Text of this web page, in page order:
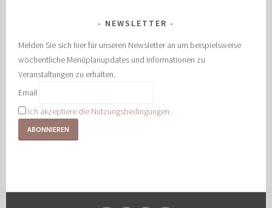
NEWSLETTER
Melden Sie sich hier für unseren Newsletter an um beispielsweise
wöchentliche Menüplanupdates und Informationen zu
Veranstaltungen zu erhalten.
Email
Ich akzeptiere die Nutzungsbedingungen.